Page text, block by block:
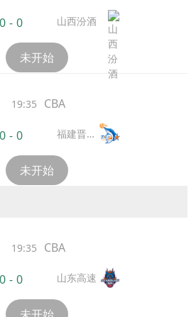
0 - 0 山西汾酒
未开始
19:35 CBA
0 - 0
福建晋江
未开始
19:35 CBA
0 - 0 山东高速